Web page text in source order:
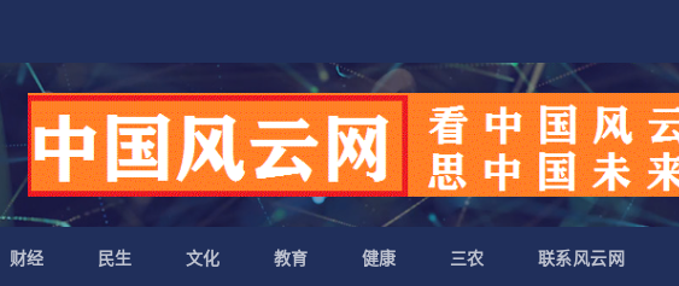
财经 民生 文化 教育 健康 三农 联系风云网